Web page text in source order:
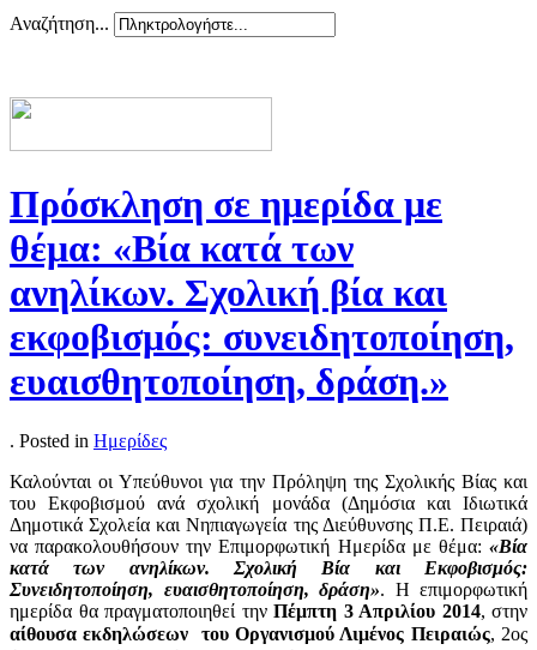
Αναζήτηση...
Πρόσκληση σε ημερίδα με
θέμα: «Βία κατά των
ανηλίκων. Σχολική βία και
εκφοβισμός: συνειδητοποίηση,
ευαισθητοποίηση, δράση.»
. Posted in Ημερίδες
Καλούνται οι Υπεύθυνοι για την Πρόληψη της Σχολικής Βίας και
του Εκφοβισμού ανά σχολική μονάδα (Δημόσια και Ιδιωτικά
Δημοτικά Σχολεία και Νηπιαγωγεία της Διεύθυνσης Π.Ε. Πειραιά)
να παρακολουθήσουν την Επιμορφωτική Ημερίδα με θέμα: «Βία
κατά των ανηλίκων. Σχολική Βία και Εκφοβισμός:
Συνειδητοποίηση, ευαισθητοποίηση, δράση». Η επιμορφωτική
ημερίδα θα πραγματοποιηθεί την Πέμπτη 3 Απριλίου 2014, στην
αίθουσα εκδηλώσεων του Οργανισμού Λιμένος Πειραιώς, 2ος